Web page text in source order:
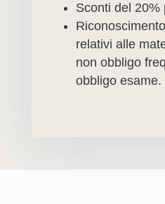
Sconti del 20%
relativi alle
non obbligo
obbligo esame.